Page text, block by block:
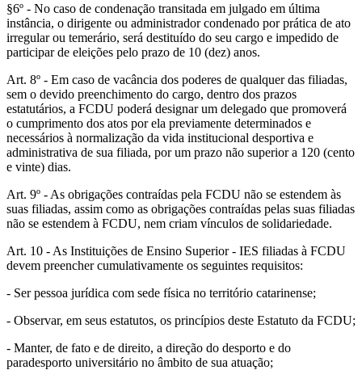
§6º - No caso de condenação transitada em julgado em última
instância, o dirigente ou administrador condenado por prática de ato
irregular ou temerário, será destituído do seu cargo e impedido de
participar de eleições pelo prazo de 10 (dez) anos.
Art. 8º - Em caso de vacância dos poderes de qualquer das filiadas,
sem o devido preenchimento do cargo, dentro dos prazos
estatutários, a FCDU poderá designar um delegado que promoverá
o cumprimento dos atos por ela previamente determinados e
necessários à normalização da vida institucional desportiva e
administrativa de sua filiada, por um prazo não superior a 120 (cento
e vinte) dias.
Art. 9º - As obrigações contraídas pela FCDU não se estendem às
suas filiadas, assim como as obrigações contraídas pelas suas filiadas
não se estendem à FCDU, nem criam vínculos de solidariedade.
Art. 10 - As Instituições de Ensino Superior - IES filiadas à FCDU
devem preencher cumulativamente os seguintes requisitos:
- Ser pessoa jurídica com sede física no território catarinense;
- Observar, em seus estatutos, os princípios deste Estatuto da FCDU;
- Manter, de fato e de direito, a direção do desporto e do
paradesporto universitário no âmbito de sua atuação;